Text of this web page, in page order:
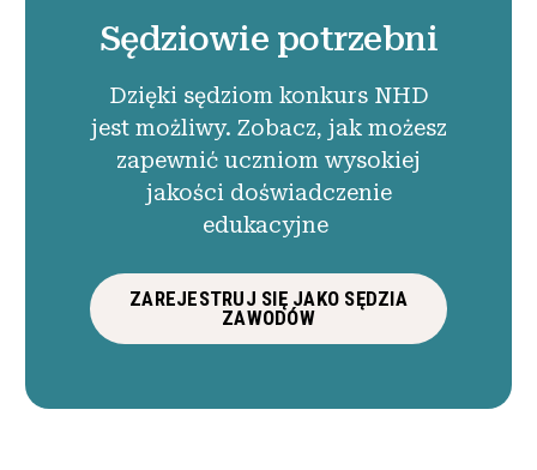
Sędziowie potrzebni
Dzięki sędziom konkurs NHD
jest możliwy. Zobacz, jak możesz
zapewnić uczniom wysokiej
jakości doświadczenie
edukacyjne
ZAREJESTRUJ SIĘ JAKO SĘDZIA
ZAWODÓW